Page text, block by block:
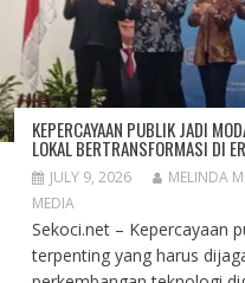
KEPERCAYAAN PUBLIK JADI
LOKAL BERTRANSFORMASI DI
JULY 9, 2026 MELINDA
MEDIA
Sekoci.net – Kepercayaan
terpenting yang harus